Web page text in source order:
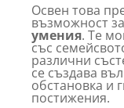
Освен това
възможност
умения. Те
със
различни
се създава
обстановка и
постижения.